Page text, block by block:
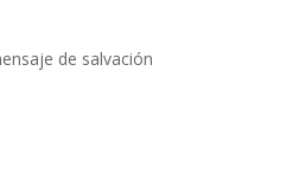
de salvación